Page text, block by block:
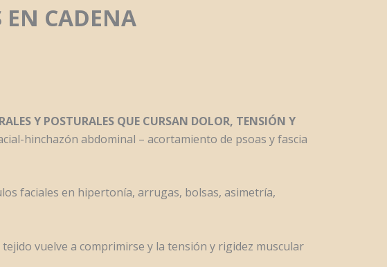
EN CADENA
Y POSTURALES QUE CURSAN DOLOR, TENSIÓN Y
hinchazón abdominal – acortamiento de psoas y fascia
faciales en hipertonía, arrugas, bolsas, asimetría,
vuelve a comprimirse y la tensión y rigidez muscular